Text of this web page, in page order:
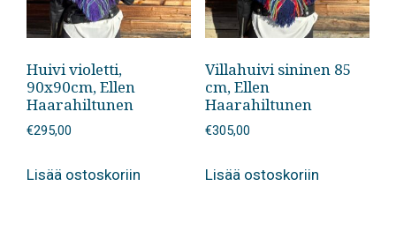
Huivi violetti,
90x90cm, Ellen
Haarahiltunen
€295,00
Lisää ostoskoriin
Villahuivi sininen 85
cm, Ellen
Haarahiltunen
€305,00
Lisää ostoskoriin